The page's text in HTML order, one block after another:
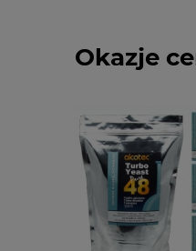
Okazje